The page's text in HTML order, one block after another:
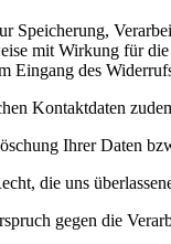
Speicherung,
mit Wirkung für
Eingang des
Kontaktdaten
Ihrer Daten
die uns
gegen die